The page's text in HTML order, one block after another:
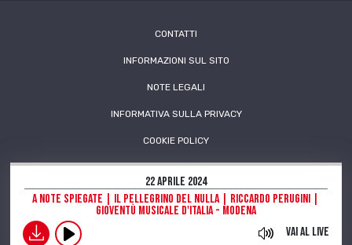
download
22 Aprile 2024
A Note Spiegate | Il pellegrino del nulla | Riccardo Perugini |
Gioventù Musicale d'Italia - Modena
Vai al live
CONTATTI
INFORMAZIONI SUL SITO
NOTE LEGALI
INFORMATIVA SULLA PRIVACY
COOKIE POLICY